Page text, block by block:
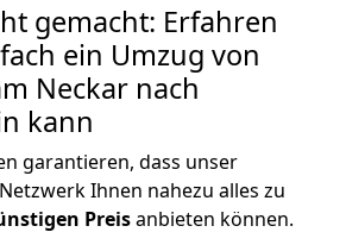
gemacht: Erfahren
ein Umzug von
Neckar nach
kann
garantieren, dass unser
Ihnen nahezu alles zu
Preisanbieten können.